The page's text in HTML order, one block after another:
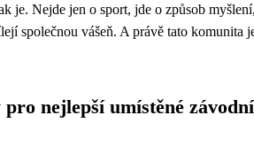
je. Nejde jen o sport, jde o způsob
společnou vášeň. A právě tato komunita
pro nejlepší umístěné